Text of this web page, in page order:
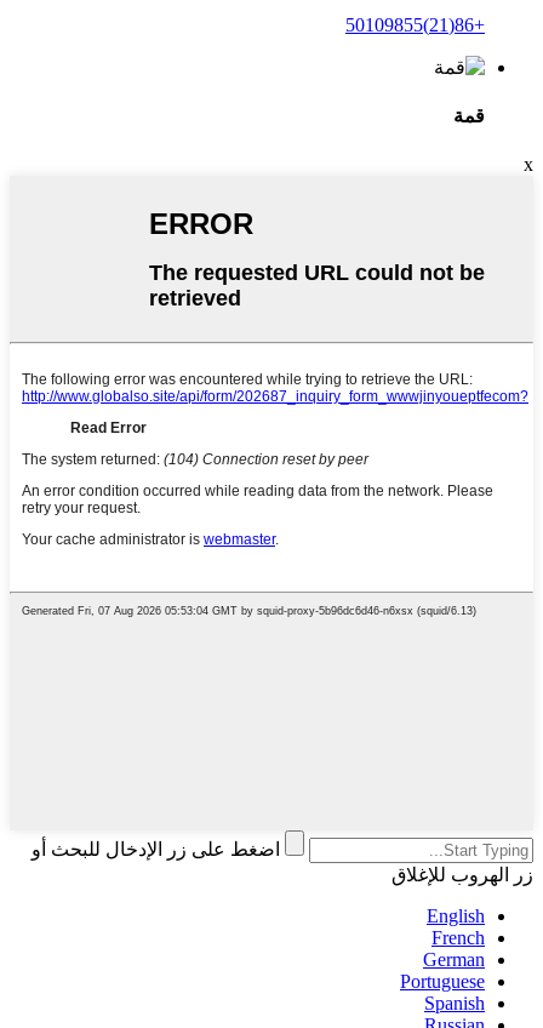
+86(21)50109855
قمة
x
اضغط على زر الإدخال للبحث أو
زر الهروب للإغلاق
English
French
German
Portuguese
Spanish